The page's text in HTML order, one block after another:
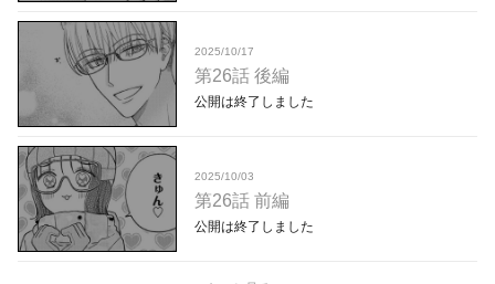
2025/10/17
第26話 後編
公開は終了しました
2025/10/03
第26話 前編
公開は終了しました